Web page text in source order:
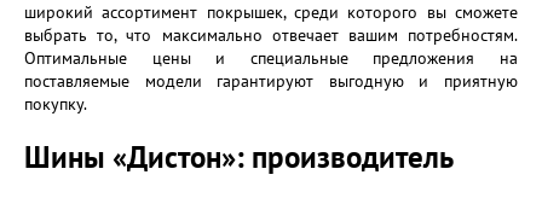
широкий ассортимент покрышек, среди которого вы сможете
выбрать то, что максимально отвечает вашим потребностям.
Оптимальные цены и специальные предложения на
поставляемые модели гарантируют выгодную и приятную
покупку.
Шины «Дистон»: производитель